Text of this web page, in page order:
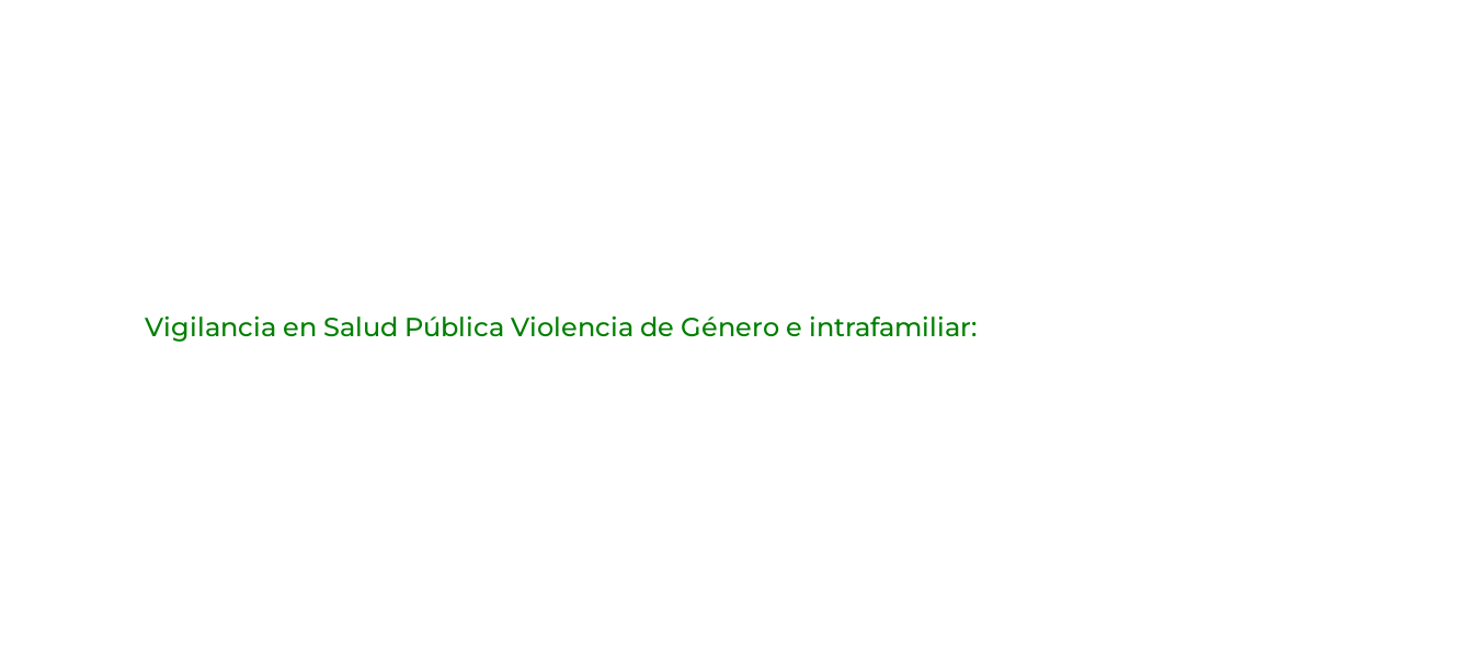
Vigilancia en Salud Pública Violencia de Género e intrafamiliar: